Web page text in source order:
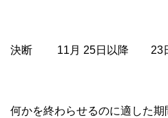
決断 11月 25日以降 23日
何かを終わらせるのに適した